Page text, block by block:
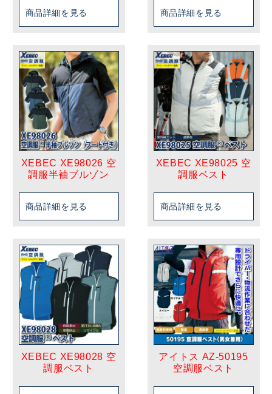
商品詳細を見る 商品詳細を見る
XEBEC XE98026 空
調服半袖ブルゾン
商品詳細を見る
XEBEC XE98025 空
調服ベスト
商品詳細を見る
XEBEC XE98028 空
調服ベスト
アイトス AZ-50195
空調服ベスト